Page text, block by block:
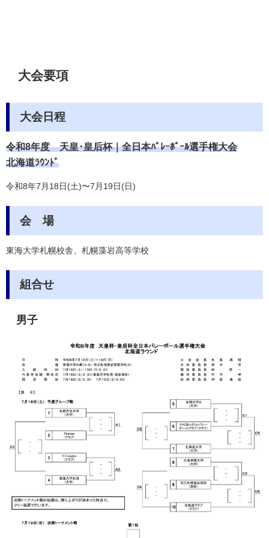
大会要項
大会日程
令和8年度 天皇･皇后杯｜全日本ﾊﾞﾚｰﾎﾞｰﾙ選手権大会
北海道ﾗｳﾝﾄﾞ
令和8年7月18日(土)〜7月19日(日)
会 場
東海大学札幌校舎、 札幌藻岩高等学校
組合せ
男子